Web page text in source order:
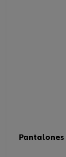
Pantalones